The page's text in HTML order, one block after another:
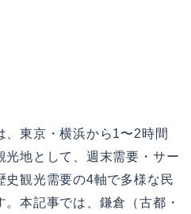
、東京・横浜から1〜2時間
光地として、週末需要・サー
史観光需要の4軸で多様な民
本記事では、鎌倉（古都・